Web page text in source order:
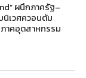
ผนึกภาครัฐ–
นิเวศควอนตัม
ภาคอุตสาหกรรม